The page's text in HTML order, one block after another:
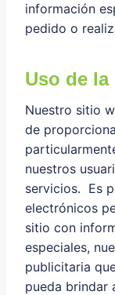
información
pedido o
Uso de
Nuestro sitio
de
nuestros
servicios. Es
electrónicos
sitio con
especiales,
publicitaria
pueda brindar